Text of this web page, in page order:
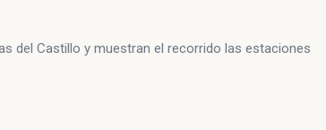
del Castillo y muestran el recorrido las estaciones